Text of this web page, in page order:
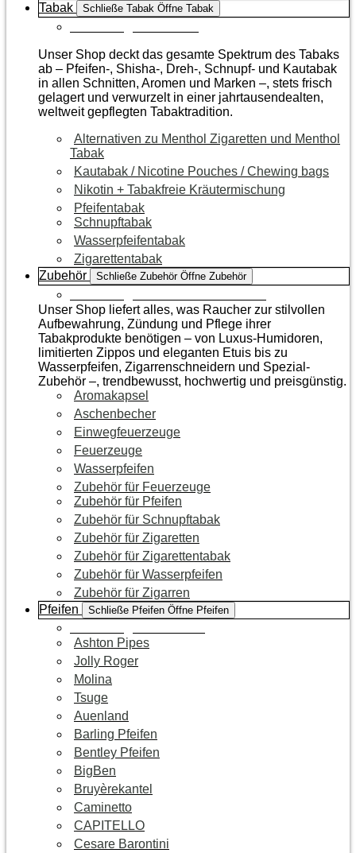
Tabak
Schließe Tabak Öffne Tabak
Unser Shop deckt das gesamte Spektrum des Tabaks
ab – Pfeifen-, Shisha-, Dreh-, Schnupf- und Kautabak
in allen Schnitten, Aromen und Marken –, stets frisch
gelagert und verwurzelt in einer jahrtausendealten,
weltweit gepflegten Tabaktradition.
Alternativen zu Menthol Zigaretten und Menthol
Tabak
Kautabak / Nicotine Pouches / Chewing bags
Nikotin + Tabakfreie Kräutermischung
Pfeifentabak
Schnupftabak
Wasserpfeifentabak
Zigarettentabak
Zubehör
Schließe Zubehör Öffne Zubehör
Unser Shop liefert alles, was Raucher zur stilvollen
Aufbewahrung, Zündung und Pflege ihrer
Tabakprodukte benötigen – von Luxus-Humidoren,
limitierten Zippos und eleganten Etuis bis zu
Wasserpfeifen, Zigarrenschneidern und Spezial-
Zubehör –, trendbewusst, hochwertig und preisgünstig.
Aromakapsel
Aschenbecher
Einwegfeuerzeuge
Feuerzeuge
Wasserpfeifen
Zubehör für Feuerzeuge
Zubehör für Pfeifen
Zubehör für Schnupftabak
Zubehör für Zigaretten
Zubehör für Zigarettentabak
Zubehör für Wasserpfeifen
Zubehör für Zigarren
Pfeifen
Schließe Pfeifen Öffne Pfeifen
Ashton Pipes
Jolly Roger
Molina
Tsuge
Auenland
Barling Pfeifen
Bentley Pfeifen
BigBen
Bruyèrekantel
Caminetto
CAPITELLO
Cesare Barontini